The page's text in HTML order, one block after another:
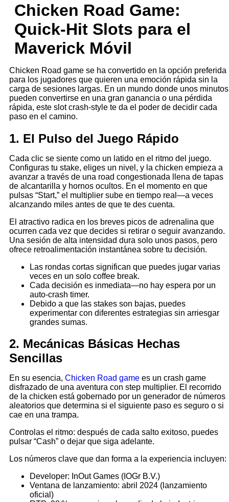
Chicken Road Game:
Quick‑Hit Slots para el
Maverick Móvil
Chicken Road game se ha convertido en la opción preferida
para los jugadores que quieren una emoción rápida sin la
carga de sesiones largas. En un mundo donde unos minutos
pueden convertirse en una gran ganancia o una pérdida
rápida, este slot crash-style te da el poder de decidir cada
paso en el camino.
1. El Pulso del Juego Rápido
Cada clic se siente como un latido en el ritmo del juego.
Configuras tu stake, eliges un nivel, y la chicken empieza a
avanzar a través de una road congestionada llena de tapas
de alcantarilla y hornos ocultos. En el momento en que
pulsas “Start,” el multiplier sube en tiempo real—a veces
alcanzando miles antes de que te des cuenta.
El atractivo radica en los breves picos de adrenalina que
ocurren cada vez que decides si retirar o seguir avanzando.
Una sesión de alta intensidad dura solo unos pasos, pero
ofrece retroalimentación instantánea sobre tu decisión.
Las rondas cortas significan que puedes jugar varias
veces en un solo coffee break.
Cada decisión es inmediata—no hay espera por un
auto‑crash timer.
Debido a que las stakes son bajas, puedes
experimentar con diferentes estrategias sin arriesgar
grandes sumas.
2. Mecánicas Básicas Hechas
Sencillas
En su esencia, Chicken Road game es un crash game
disfrazado de una aventura con step multiplier. El recorrido
de la chicken está gobernado por un generador de números
aleatorios que determina si el siguiente paso es seguro o si
cae en una trampa.
Controlas el ritmo: después de cada salto exitoso, puedes
pulsar “Cash” o dejar que siga adelante.
Los números clave que dan forma a la experiencia incluyen:
Developer: InOut Games (IOGr B.V.)
Ventana de lanzamiento: abril 2024 (lanzamiento
oficial)